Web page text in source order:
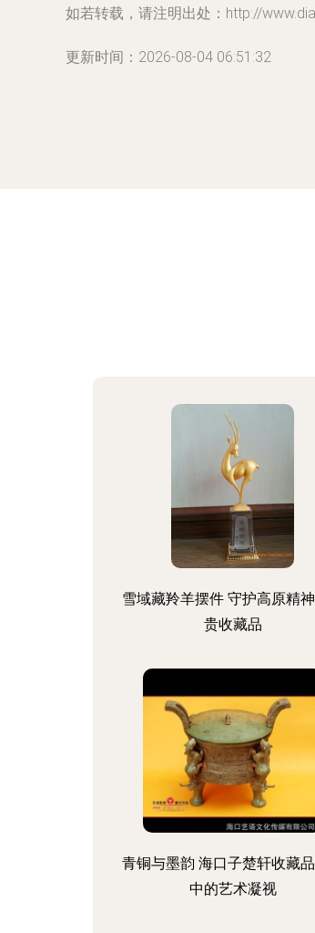
如若转载，请注明出处：http://
更新时间：2026-08-04 06:51:32
雪域藏羚羊摆件 守护高原精
贵收藏品
青铜与墨韵 海口子楚轩收藏
中的艺术凝视